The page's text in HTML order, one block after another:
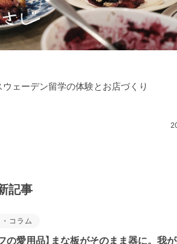
ウェーデン留学の体験とお店づくり
記事
コラム
の愛用品】まな板がそのまま器に。我